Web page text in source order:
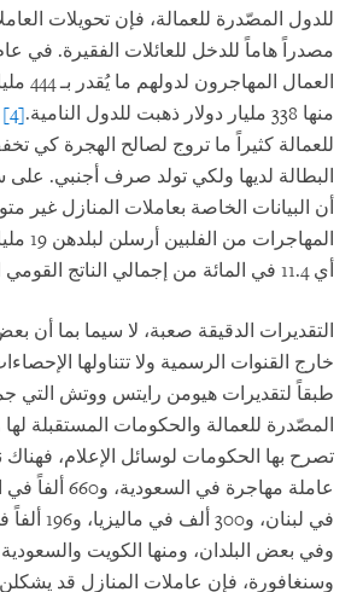
للدول المصّدرة للعمالة، فإن تحويلات
العمال
منها 338 مليار دولار ذهبت للدول النامية.
[4]
للعمالة كثيراً ما تروج لصالح الهجرة كي
البطالة لديها ولكي تولد صرف أجنبي. على
أن البيانات الخاصة بعاملات المنازل غير
أي 11.4 في المائة من إجمالي الناتج القومي الفلبيني.
التقديرات الدقيقة صعبة، لا سيما بما أن
خارج القنوات الرسمية ولا تتناولها
طبقاً لتقديرات هيومن رايتس ووتش التي
المصّدرة للعمالة والحكومات المستقبلة
في لبنان، و300 ألف في ماليزيا، و196 ألفاً في سنغافورة.
وفي بعض البلدان، ومنها الكويت والسعودية
وسنغافورة، فإن عاملات المنازل قد